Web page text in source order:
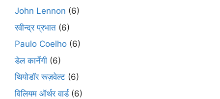
John Lennon (6)
रवीन्द्र प्रभात (6)
Paulo Coelho (6)
डेल कार्नेगी (6)
थियोडॉर रूज़वेल्ट (6)
विलियम ऑर्थर वार्ड(6)